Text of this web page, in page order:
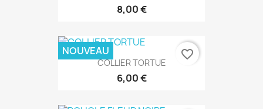
8,00 €
COLLIER TORTUE
6,00 €
NOUVEAU favorite_border